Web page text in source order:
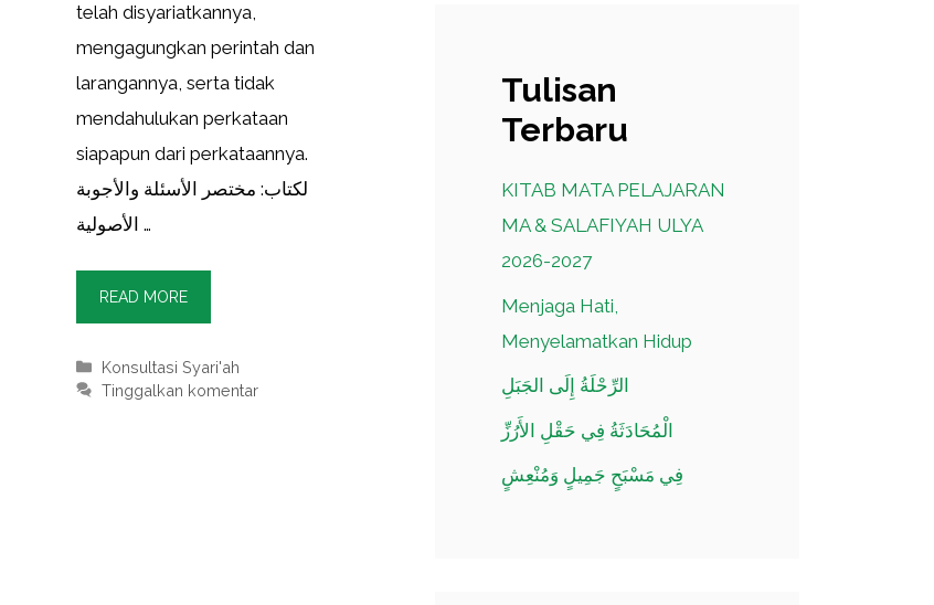
telah disyariatkannya,
mengagungkan perintah dan
larangannya, serta tidak
mendahulukan perkataan
siapapun dari perkataannya.
لكتاب: مختصر الأسئلة والأجوبة
الأصولية …
READ MORE
Kategori
Konsultasi Syari'ah
Tinggalkan komentar
Tulisan
Terbaru
KITAB MATA PELAJARAN
MA & SALAFIYAH ULYA
2026-2027
Menjaga Hati,
Menyelamatkan Hidup
الرِّحْلَةُ إِلَى الجَبَلِ
الْمُحَادَثَةُ فِي حَقْلِ الأَرُزِّ
فِي مَسْبَحٍ جَمِيلٍ وَمُنْعِشٍ